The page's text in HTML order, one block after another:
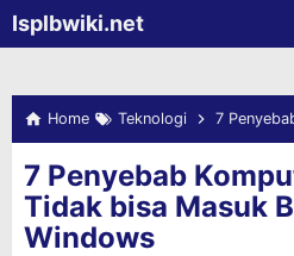
-->Isplbwiki.net
Home Teknologi 7 Penyebab
7 Penyebab
Tidak bisa Masuk
Windows